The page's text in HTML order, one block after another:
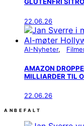
GLUTENFRI
22.06.26
AI-Nyheter
AMAZON
MILLIARDER TIL
22.06.26
ANBEFALT